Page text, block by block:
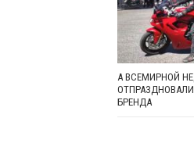
А ВСЕМИРНОЙ
БРЕНДА